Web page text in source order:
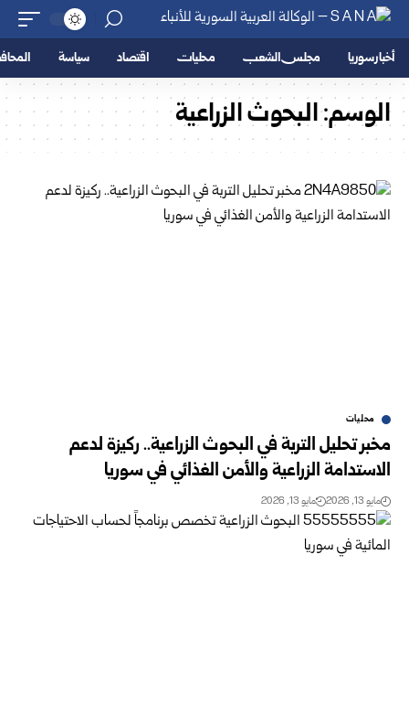
أخبار سوريا مجلس الشعب محليات اقتصاد سياسة
الوسم:البحوث الزراعية
محليات
مخبر تحليل التربة في البحوث الزراعية.. ركيزة لدعم
‌‏الاستدامة الزراعية والأمن الغذائي في سوريا
مايو 13, 2026 مايو 13, 2026